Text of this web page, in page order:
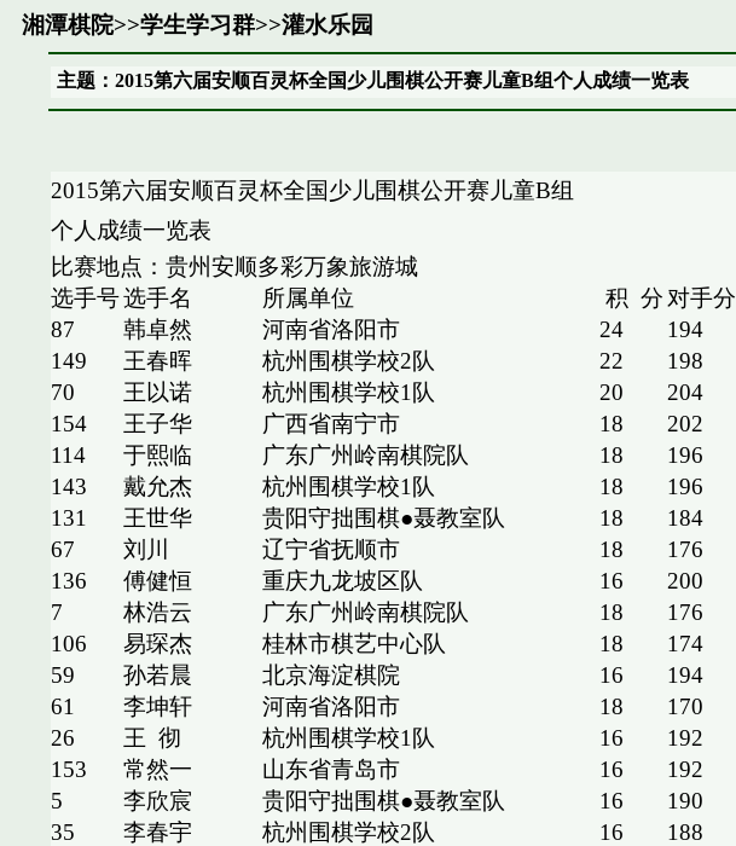
湘潭棋院>>学生学习群>>灌水乐园
主题：2015第六届安顺百灵杯全国少儿围棋公开赛儿童B组个人成绩一览表
2015第六届安顺百灵杯全国少儿围棋公开赛儿童B组
个人成绩一览表
比赛地点：贵州安顺多彩万象旅游城
选手号选手名 所属单位 积 分 对手分
87
韩卓然 河南省洛阳市 24 194
149
王春晖 杭州围棋学校2队 22 198
70
王以诺 杭州围棋学校1队 20 204
154
王子华 广西省南宁市 18 202
114
于熙临 广东广州岭南棋院队 18 196
143
戴允杰 杭州围棋学校1队 18 196
131
王世华 贵阳守拙围棋●聂教室队 18 184
67
刘川 辽宁省抚顺市 18 176
136
傅健恒 重庆九龙坡区队 16 200
7
林浩云 广东广州岭南棋院队 18 176
106
易琛杰 桂林市棋艺中心队 18 174
59
孙若晨 北京海淀棋院 16 194
61
李坤轩 河南省洛阳市 18 170
26
王 彻 杭州围棋学校1队 16 192
153
常然一 山东省青岛市 16 192
5
李欣宸 贵阳守拙围棋●聂教室队 16 190
35
李春宇 杭州围棋学校2队 16 188